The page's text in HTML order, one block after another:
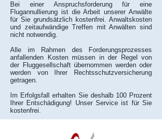
Bei einer Anspruchsforderung für eine
Flugannullierung ist die Arbeit unserer Anwälte
für Sie grundsätzlich kostenfrei. Anwaltskosten
und zeitaufwändige Treffen mit Anwälten sind
nicht notwendig.
Alle im Rahmen des Forderungsprozesses
anfallenden Kosten müssen in der Regel von
der Fluggesellschaft übernommen werden oder
werden von Ihrer Rechtsschutzversicherung
getragen.
Im Erfolgsfall erhalten Sie deshalb 100 Prozent
Ihrer Entschädigung! Unser Service ist für Sie
kostenfrei.